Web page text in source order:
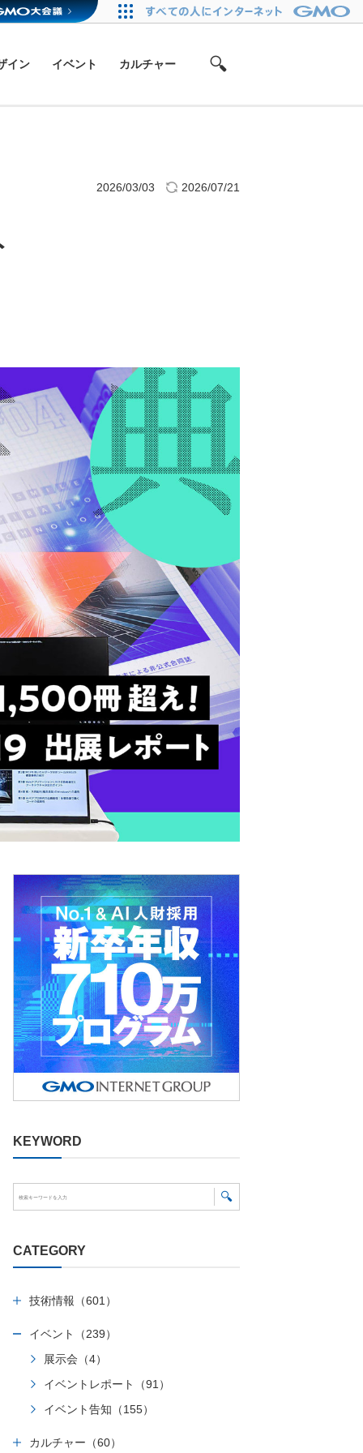
イン イベント カルチャー
2026/03/03 2026/07/21
KEYWORD
CATEGORY
技術情報（601）
イベント（239）
展示会（4）
イベントレポート（91）
イベント告知（155）
カルチャー（60）